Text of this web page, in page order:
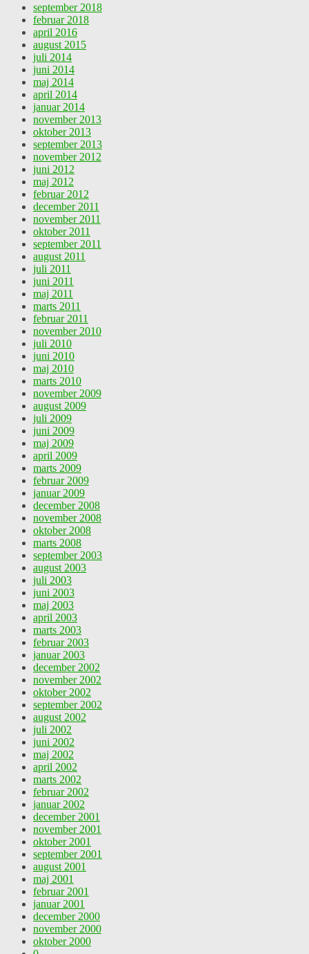
september 2018
februar 2018
april 2016
august 2015
juli 2014
juni 2014
maj 2014
april 2014
januar 2014
november 2013
oktober 2013
september 2013
november 2012
juni 2012
maj 2012
februar 2012
december 2011
november 2011
oktober 2011
september 2011
august 2011
juli 2011
juni 2011
maj 2011
marts 2011
februar 2011
november 2010
juli 2010
juni 2010
maj 2010
marts 2010
november 2009
august 2009
juli 2009
juni 2009
maj 2009
april 2009
marts 2009
februar 2009
januar 2009
december 2008
november 2008
oktober 2008
marts 2008
september 2003
august 2003
juli 2003
juni 2003
maj 2003
april 2003
marts 2003
februar 2003
januar 2003
december 2002
november 2002
oktober 2002
september 2002
august 2002
juli 2002
juni 2002
maj 2002
april 2002
marts 2002
februar 2002
januar 2002
december 2001
november 2001
oktober 2001
september 2001
august 2001
maj 2001
februar 2001
januar 2001
december 2000
november 2000
oktober 2000